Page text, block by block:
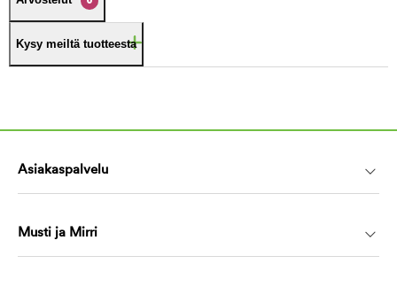
Kysy meiltä tuotteesta
Asiakaspalvelu
Musti ja Mirri